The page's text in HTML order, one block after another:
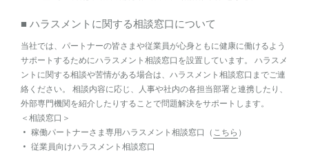
■ ハラスメントに関する相談窓口について
当社では、パートナーの皆さまや従業員が心身ともに健康に働けるよう
サポートするためにハラスメント相談窓口を設置しています。 ハラスメ
ントに関する相談や苦情がある場合は、ハラスメント相談窓口までご連
絡ください。 相談内容に応じ、人事や社内の各担当部署と連携したり、
外部専門機関を紹介したりすることで問題解決をサポートします。
＜相談窓口＞
稼働パートナーさま専用ハラスメント相談窓口（こちら ）
従業員向けハラスメント相談窓口